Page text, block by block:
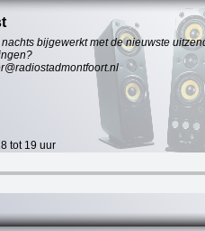
tot 19 uur
bijgewerkt met de nieuwste